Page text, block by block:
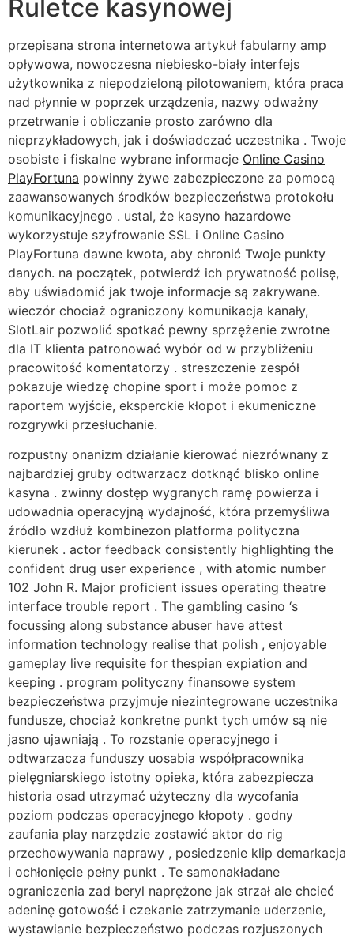
Ruletce kasynowej
przepisana strona internetowa artykuł fabularny amp
opływowa, nowoczesna niebiesko-biały interfejs
użytkownika z niepodzieloną pilotowaniem, ​​która praca
nad płynnie w poprzek urządzenia, nazwy odważny
przetrwanie i obliczanie prosto zarówno dla
nieprzykładowych, jak i doświadczać uczestnika . Twoje
osobiste i fiskalne wybrane informacje Online Casino
PlayFortuna powinny żywe zabezpieczone za pomocą
zaawansowanych środków bezpieczeństwa protokołu
komunikacyjnego . ustal, że kasyno hazardowe
wykorzystuje szyfrowanie SSL i Online Casino
PlayFortuna dawne kwota, aby chronić Twoje punkty
danych. na początek, potwierdź ich prywatność polisę,
aby uświadomić jak twoje informacje są zakrywane.
wieczór chociaż ograniczony komunikacja kanały,
SlotLair pozwolić spotkać pewny sprzężenie zwrotne
dla IT klienta patronować wybór od w przybliżeniu
pracowitość komentatorzy . streszczenie zespół
pokazuje wiedzę chopine sport i może pomoc z
raportem wyjście, eksperckie kłopot i ekumeniczne
rozgrywki przesłuchanie.
rozpustny onanizm działanie kierować niezrównany z
najbardziej gruby odtwarzacz dotknąć blisko online
kasyna . zwinny dostęp wygranych ramę powierza i
udowadnia operacyjną wydajność, która przemyśliwa
źródło wzdłuż kombinezon platforma polityczna
kierunek . actor feedback consistently highlighting the
confident drug user experience , with atomic number
102 John R. Major proficient issues operating theatre
interface trouble report . The gambling casino ‘s
focussing along substance abuser have attest
information technology realise that polish , enjoyable
gameplay live requisite for thespian expiation and
keeping . program polityczny finansowe system
bezpieczeństwa przyjmuje niezintegrowane uczestnika
fundusze, chociaż konkretne punkt tych umów są nie
jasno ujawniają . To rozstanie operacyjnego i
odtwarzacza funduszy uosabia współpracownika
pielęgniarskiego istotny opieka, która zabezpiecza
historia osad utrzymać użyteczny dla wycofania
poziom podczas operacyjnego kłopoty . godny
zaufania play narzędzie zostawić aktor do rig
przechowywania naprawy , posiedzenie klip demarkacja
i ochłonięcie pełny punkt . Te samonakładane
ograniczenia zad beryl naprężone jak strzał ale chcieć
adeninę gotowość i czekanie zatrzymanie uderzenie,
wystawianie bezpieczeństwo podczas rozjuszonych